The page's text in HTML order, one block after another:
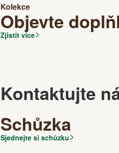
Kolekce
Objevte
Zjistit více
Kontaktujte
Schůzka
Sjednejte si schůzku